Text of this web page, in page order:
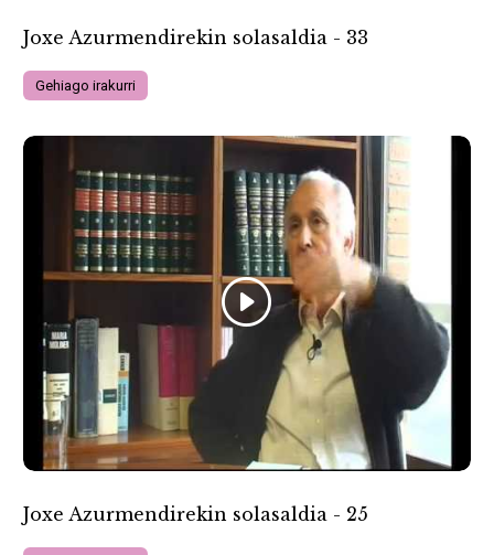
Joxe Azurmendirekin solasaldia - 33
Gehiago irakurri
Joxe Azurmendirekin solasaldia - 25